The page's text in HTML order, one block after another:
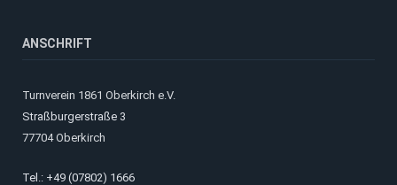
ANSCHRIFT
Turnverein 1861 Oberkirch e.V.
Straßburgerstraße 3
77704 Oberkirch
Tel.: +49 (07802) 1666